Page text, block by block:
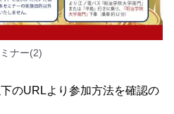
ナー(2)
のURLより参加方法を確認の